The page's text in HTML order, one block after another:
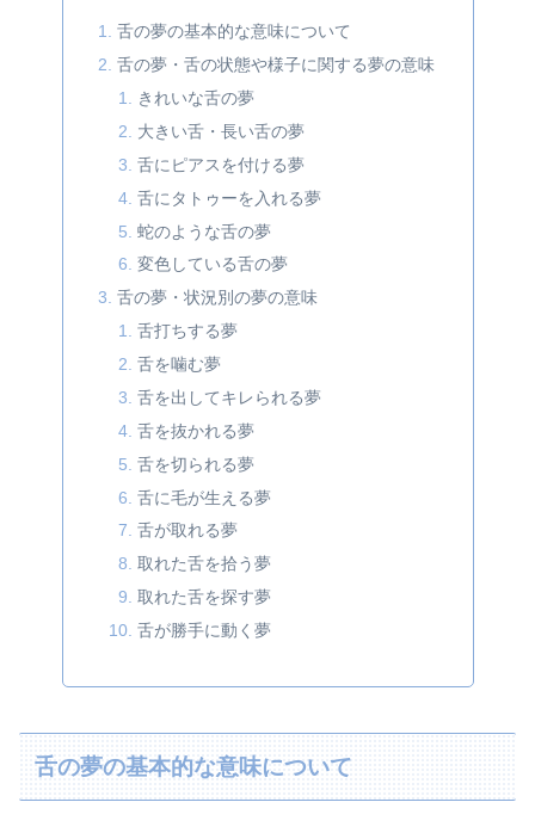
舌の夢の基本的な意味について
舌の夢・舌の状態や様子に関する夢の意味
きれいな舌の夢
大きい舌・長い舌の夢
舌にピアスを付ける夢
舌にタトゥーを入れる夢
蛇のような舌の夢
変色している舌の夢
舌の夢・状況別の夢の意味
舌打ちする夢
舌を噛む夢
舌を出してキレられる夢
舌を抜かれる夢
舌を切られる夢
舌に毛が生える夢
舌が取れる夢
取れた舌を拾う夢
取れた舌を探す夢
舌が勝手に動く夢
舌の夢の基本的な意味について